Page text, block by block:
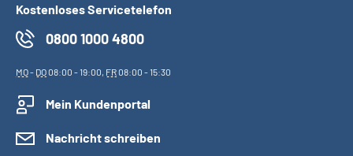
Kostenloses Servicetelefon
0800 1000 4800
MO- DO08:00 - 19:00, FR08:00 - 15:30
Mein Kundenportal
Nachricht schreiben